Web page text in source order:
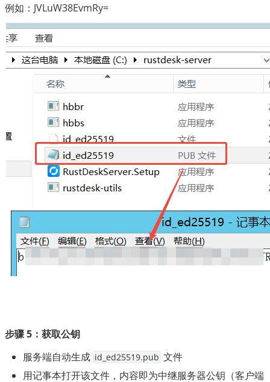
例如：JVLuW38EvmRy=
步骤 5：获取公钥
服务端自动生成 id_ed25519.pub 文件
用记事本打开该文件，内容即为中继服务器公钥（客户端